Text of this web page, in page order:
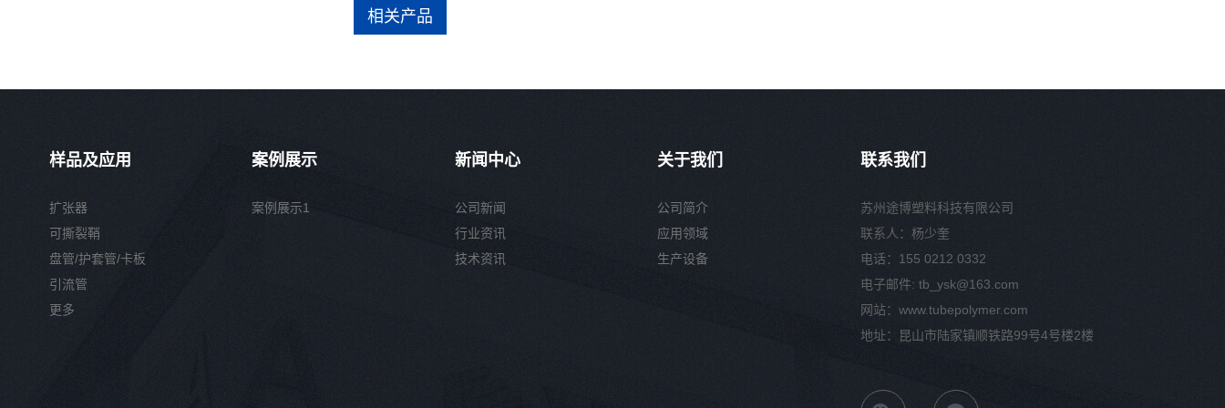
相关产品
样品及应用
扩张器
可撕裂鞘
盘管/护套管/卡板
引流管
更多
案例展示
案例展示1
新闻中心
公司新闻
行业资讯
技术资讯
关于我们
公司简介
应用领域
生产设备
联系我们
苏州途博塑料科技有限公司
联系人：杨少奎
电话：155 0212 0332
电子邮件: tb_ysk@163.com
网站：www.tubepolymer.com
地址：昆山市陆家镇顺铁路99号4号楼2楼